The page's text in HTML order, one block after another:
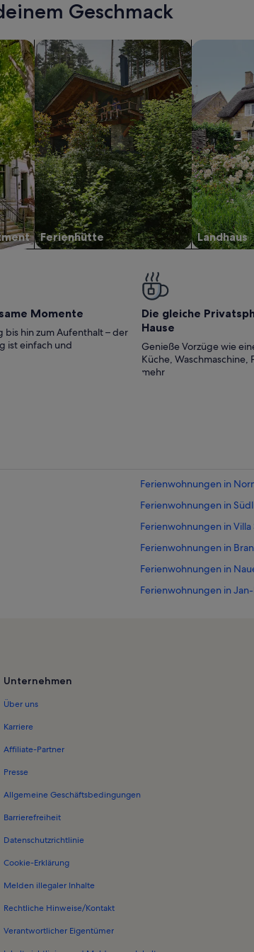
Geschmack
oder Apartments
Ferienhütte
Suche nach Ferienhütten
Landhaus
Suche nach
Momente
bis hin zum Aufenthalt – der
ist einfach und
Die gleiche
Hause
Genieße Vorzüge wie
Küche, Waschmaschine,
mehr
Ferienwohnungen in
Ferienwohnungen in
Ferienwohnungen in
Ferienwohnungen in
Ferienwohnungen in
Ferienwohnungen in
Ferienwohnungen in
Unternehmen
Über uns
Karriere
Affiliate-Partner
Presse
Allgemeine Geschäftsbedingungen
Barrierefreiheit
Datenschutzrichtlinie
Cookie-Erklärung
Melden illegaler Inhalte
Rechtliche Hinweise/Kontakt
Verantwortlicher Eigentümer